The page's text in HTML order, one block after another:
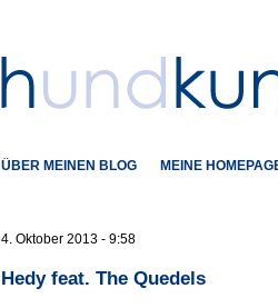
ÜBER MEINEN BLOG MEINE
4. Oktober 2013 - 9:58
Hedy feat. The Quedels